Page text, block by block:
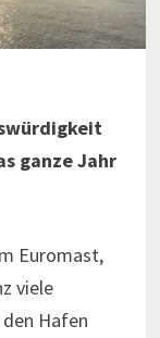
ganze Jahr
Euromast,
viele
Hafen